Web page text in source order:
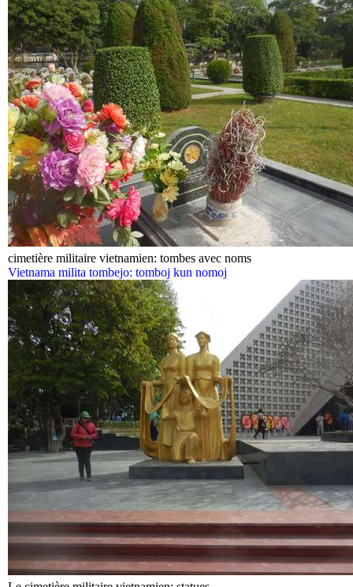
cimetière militaire vietnamien: tombes avec noms
Vietnama milita tombejo: tomboj kun nomoj